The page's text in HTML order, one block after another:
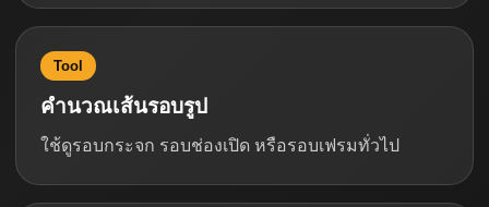
Tool
คำนวณเส้นรอบรูป
ใช้ดูรอบกระจก รอบช่องเปิด หรือรอบเฟรมทั่วไป